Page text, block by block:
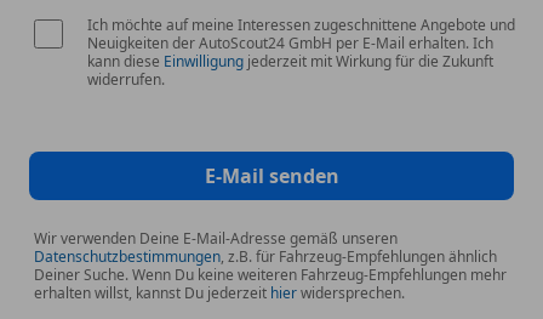
Ich möchte auf meine Interessen zugeschnittene Angebote und
Neuigkeiten der AutoScout24 GmbH per E-Mail erhalten. Ich
kann diese Einwilligung jederzeit mit Wirkung für die Zukunft
widerrufen.
E-Mail senden
Wir verwenden Deine E-Mail-Adresse gemäß unseren
Datenschutzbestimmungen, z.B. für Fahrzeug-Empfehlungen ähnlich
Deiner Suche. Wenn Du keine weiteren Fahrzeug-Empfehlungen mehr
erhalten willst, kannst Du jederzeit hierwidersprechen.